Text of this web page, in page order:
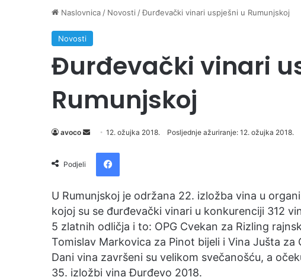
Naslovnica / Novosti /Đurđevački vinari uspješni u Rumunjskoj
Novosti
Đurđevački vinari
Rumunjskoj
avoco
e
m
a
i
l
12. ožujka 2018. Posljednje ažuriranje: 12. ožujka 2018.
Podjeli
U Rumunjskoj je održana 22. izložba vina u
kojoj su se đurđevački vinari u konkurenciji 312
5 zlatnih odličja i to: OPG Cvekan za Rizling
Tomislav Markovica za Pinot bijeli i Vina Jušta za
Dani vina završeni su velikom svečanošću, a
35. izložbi vina Đurđevo 2018.